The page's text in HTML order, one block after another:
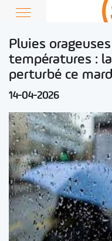
Pluies
températures :
perturbé ce
14-04-2026